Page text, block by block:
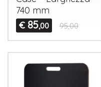
740 mm
€ 85,00 95,00